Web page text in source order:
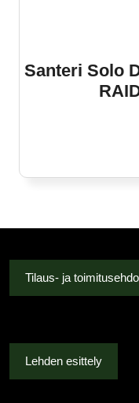
Santeri Solo
Tilaus- ja
Lehden esittely